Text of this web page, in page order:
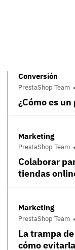
Conversión
PrestaShop Team
¿Cómo es
Marketing
PrestaShop Team
Colaborar
tiendas
Marketing
PrestaShop Team
La trampa
cómo evitarla